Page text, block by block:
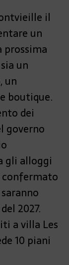
il
un
un
un
boutique.
dei
governo
gli alloggi
confermato
2027.
a villa Les
10 piani